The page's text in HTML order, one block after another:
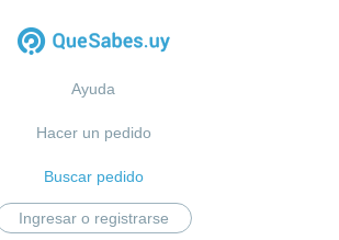
Ayuda
Hacer un pedido
Buscar pedido
Ingresar o registrarse